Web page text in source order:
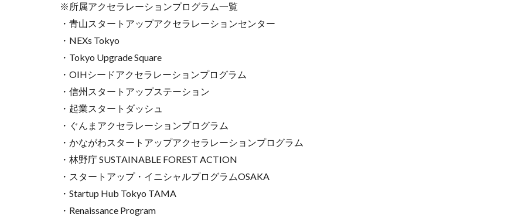
※所属アクセラレーションプログラム一覧
・青山スタートアップアクセラレーションセンター
・NEXs Tokyo
・Tokyo Upgrade Square
・OIHシードアクセラレーションプログラム
・信州スタートアップステーション
・起業スタートダッシュ
・ぐんまアクセラレーションプログラム
・かながわスタートアップアクセラレーションプログラム
・林野庁 SUSTAINABLE FOREST ACTION
・スタートアップ・イニシャルプログラムOSAKA
・Startup Hub Tokyo TAMA
・Renaissance Program